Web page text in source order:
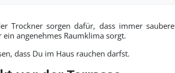
Trockner sorgen dafür, dass immer saubere
angenehmes Raumklima sorgt.
dass Du im Haus rauchen darfst.